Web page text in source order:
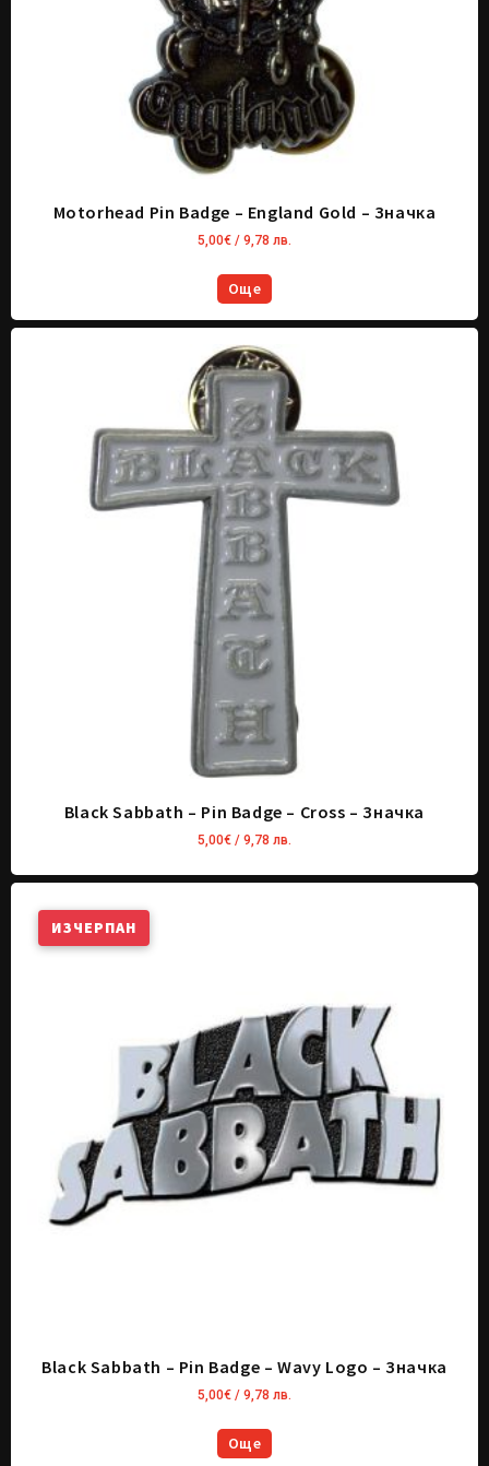
Motorhead Pin Badge – England Gold – Значка
5,00€ / 9,78 лв.
Още
Black Sabbath – Pin Badge – Cross – Значка
5,00€ / 9,78 лв.
ИЗЧЕРПАН
Black Sabbath – Pin Badge – Wavy Logo – Значка
5,00€ / 9,78 лв.
Още